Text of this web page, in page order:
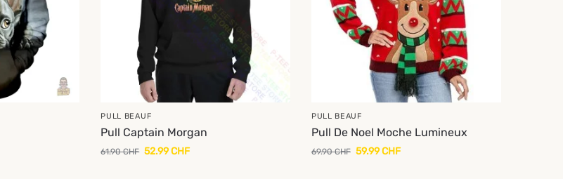
PULL BEAUF
Pull Captain Morgan
61.90CHF 52.99CHF
PULL BEAUF
Pull De Noel Moche Lumineux
69.90CHF 59.99CHF